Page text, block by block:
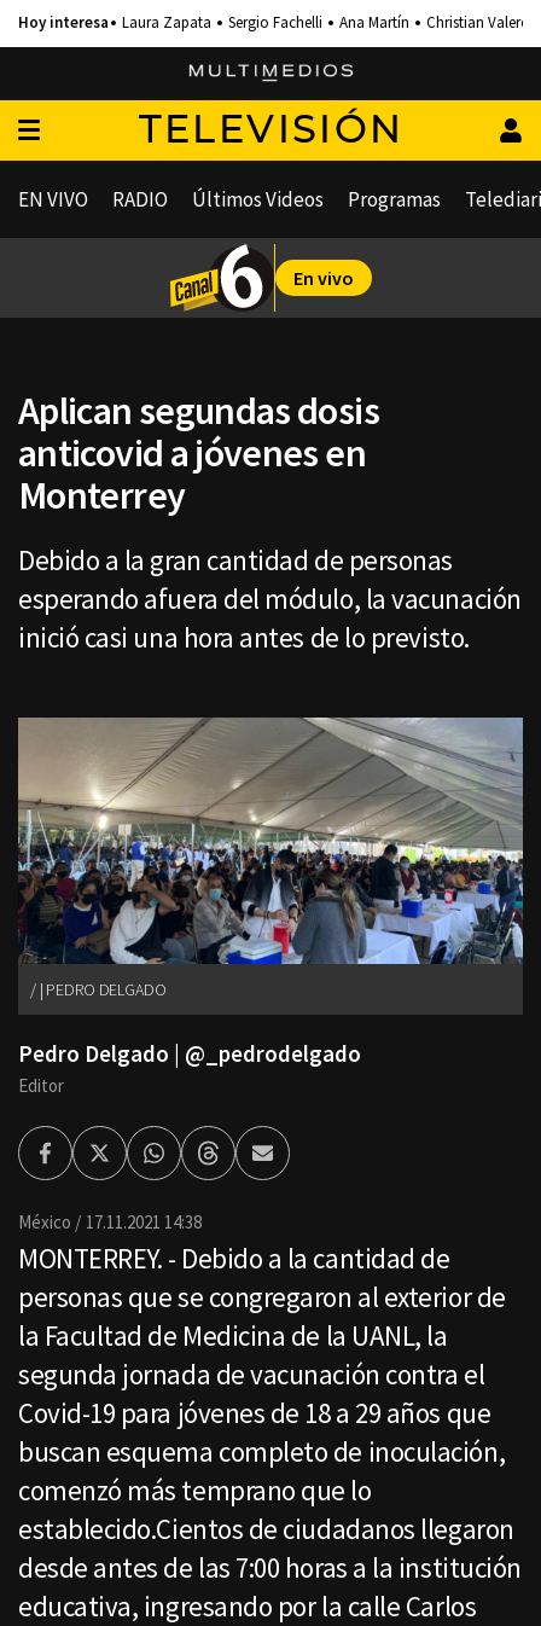
Laura Zapata Sergio Fachelli Ana Martín Christian Valero
TELEVISIÓN
EN VIVO RADIO Últimos Videos Programas
En vivo
Aplican segundas dosis
anticovid a jóvenes en
Monterrey
Debido a la gran cantidad de personas
esperando afuera del módulo, la vacunación
inició casi una hora antes de lo previsto.
| PEDRO DELGADO
Pedro Delgado | @_pedrodelgado
Editor
FacebookTwitterWhatsappThreadsEnviar
por
México 17.11.2021 14:38
MONTERREY. - Debido a la cantidad de
personas que se congregaron al exterior de
la Facultad de Medicina de la UANL, la
segunda jornada de vacunación contra el
Covid-19 para jóvenes de 18 a 29 años que
buscan esquema completo de inoculación,
comenzó más temprano que lo
establecido.Cientos de ciudadanos llegaron
desde antes de las 7:00 horas a la institución
educativa, ingresando por la calle Carlos